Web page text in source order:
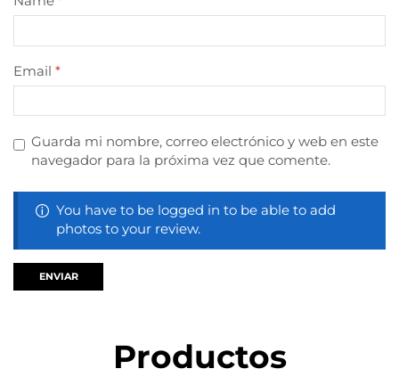
Email *
Guarda mi nombre, correo electrónico y web en este
navegador para la próxima vez que comente.
You have to be logged in to be able to add
photos to your review.
Productos